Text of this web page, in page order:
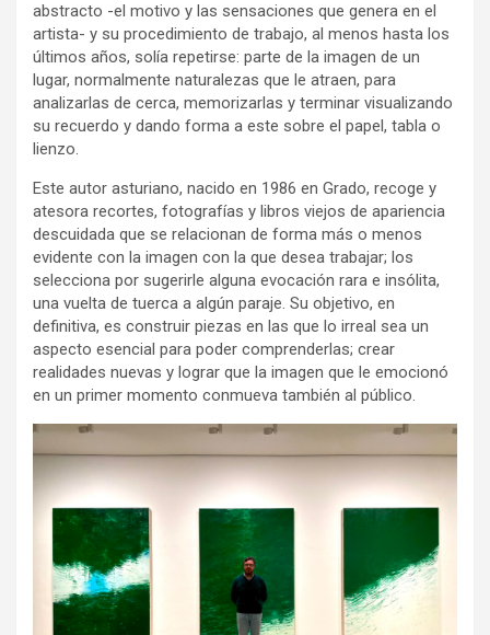
abstracto -el motivo y las sensaciones que genera en el
artista- y su procedimiento de trabajo, al menos hasta los
últimos años, solía repetirse: parte de la imagen de un
lugar, normalmente naturalezas que le atraen, para
analizarlas de cerca, memorizarlas y terminar visualizando
su recuerdo y dando forma a este sobre el papel, tabla o
lienzo.
Este autor asturiano, nacido en 1986 en Grado, recoge y
atesora recortes, fotografías y libros viejos de apariencia
descuidada que se relacionan de forma más o menos
evidente con la imagen con la que desea trabajar; los
selecciona por sugerirle alguna evocación rara e insólita,
una vuelta de tuerca a algún paraje. Su objetivo, en
definitiva, es construir piezas en las que lo irreal sea un
aspecto esencial para poder comprenderlas; crear
realidades nuevas y lograr que la imagen que le emocionó
en un primer momento conmueva también al público.